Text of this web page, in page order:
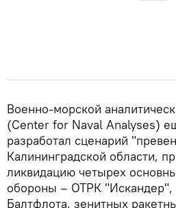
Военно-морской
(Center for Naval Analyses)
разработал сценарий
Калининградской области,
ликвидацию четырех
обороны – ОТРК "Искандер",
Балтфлота, зенитных